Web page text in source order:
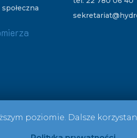
© 2026 Hydrosfera Józefów
poziomie. Dalsze